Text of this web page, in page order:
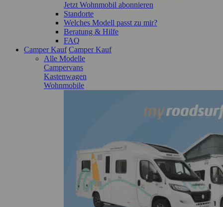
Jetzt Wohnmobil abonnieren
Standorte
Welches Modell passt zu mir?
Beratung & Hilfe
FAQ
Camper Kauf Camper Kauf
Alle Modelle
Campervans
Kastenwagen
Wohnmobile